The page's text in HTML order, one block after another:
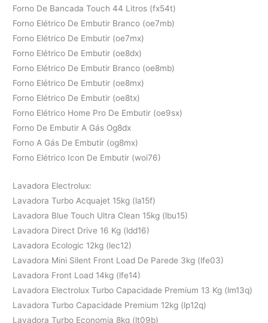
Forno De Bancada Touch 44 Litros (fx54t)
Forno Elétrico De Embutir Branco (oe7mb)
Forno Elétrico De Embutir (oe7mx)
Forno Elétrico De Embutir (oe8dx)
Forno Elétrico De Embutir Branco (oe8mb)
Forno Elétrico De Embutir (oe8mx)
Forno Elétrico De Embutir (oe8tx)
Forno Elétrico Home Pro De Embutir (oe9sx)
Forno De Embutir A Gás Og8dx
Forno A Gás De Embutir (og8mx)
Forno Elétrico Icon De Embutir (woi76)
Lavadora Electrolux:
Lavadora Turbo Acquajet 15kg (la15f)
Lavadora Blue Touch Ultra Clean 15kg (lbu15)
Lavadora Direct Drive 16 Kg (ldd16)
Lavadora Ecologic 12kg (lec12)
Lavadora Mini Silent Front Load De Parede 3kg (lfe03)
Lavadora Front Load 14kg (lfe14)
Lavadora Electrolux Turbo Capacidade Premium 13 Kg (lm13q)
Lavadora Turbo Capacidade Premium 12kg (lp12q)
Lavadora Turbo Economia 8kg (lt09b)